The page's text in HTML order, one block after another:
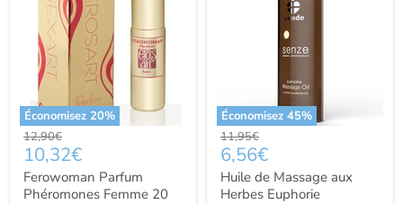
Économisez 20%
Prix
d'origine
12,90€
Prix
actuel
10,32€
Ferowoman Parfum
Phéromones Femme 20
Économisez 45%
Prix
d'origine
11,95€
Prix
actuel
6,56€
Huile de Massage aux
Herbes Euphorie